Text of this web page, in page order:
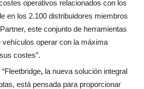
operativos relacionados con los
en los 2.100 distribuidores miembros
este conjunto de herramientas
vehículos operar con la máxima
costes”.
, la nueva solución integral
está pensada para proporcionar